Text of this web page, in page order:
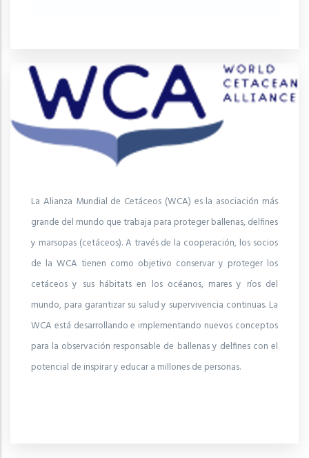
La Alianza Mundial de Cetáceos (WCA) es la asociación más
grande del mundo que trabaja para proteger ballenas, delfines
y marsopas (cetáceos). A través de la cooperación, los socios
de la WCA tienen como objetivo conservar y proteger los
cetáceos y sus hábitats en los océanos, mares y ríos del
mundo, para garantizar su salud y supervivencia continuas. La
WCA está desarrollando e implementando nuevos conceptos
para la observación responsable de ballenas y delfines con el
potencial de inspirar y educar a millones de personas.